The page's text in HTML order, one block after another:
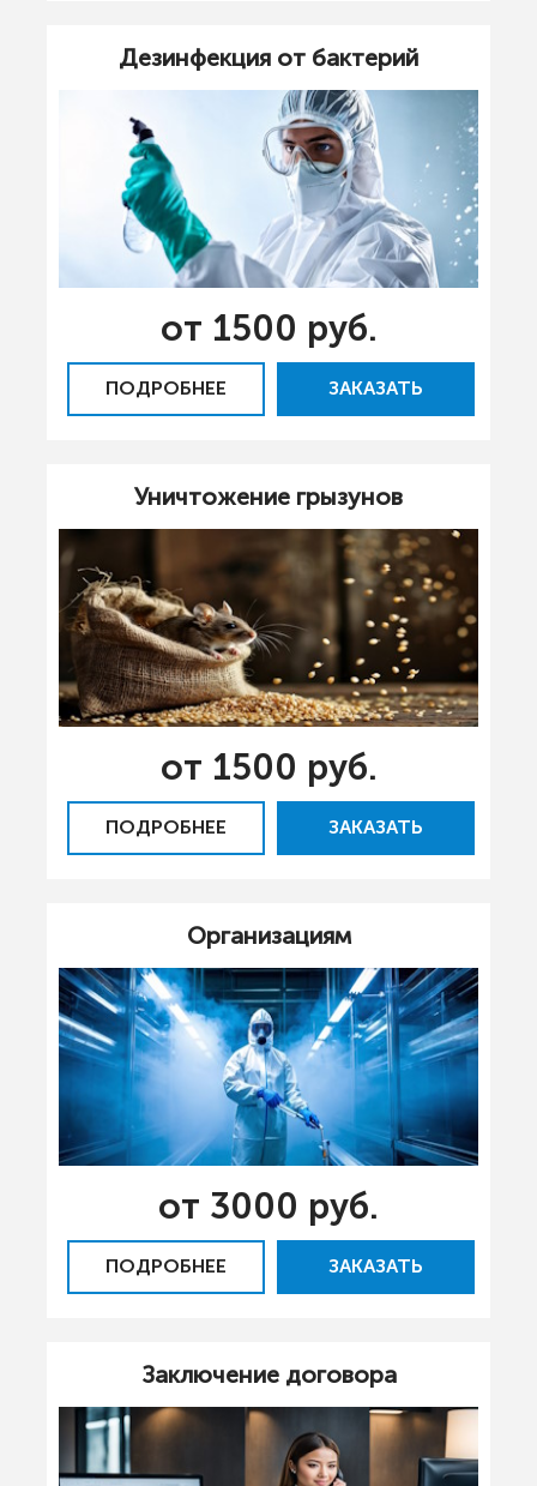
Дезинфекция от бактерий
от 1500 руб.
ПОДРОБНЕЕ ЗАКАЗАТЬ
Уничтожение грызунов
от 1500 руб.
ПОДРОБНЕЕ ЗАКАЗАТЬ
Организациям
от 3000 руб.
ПОДРОБНЕЕ ЗАКАЗАТЬ
Заключение договора